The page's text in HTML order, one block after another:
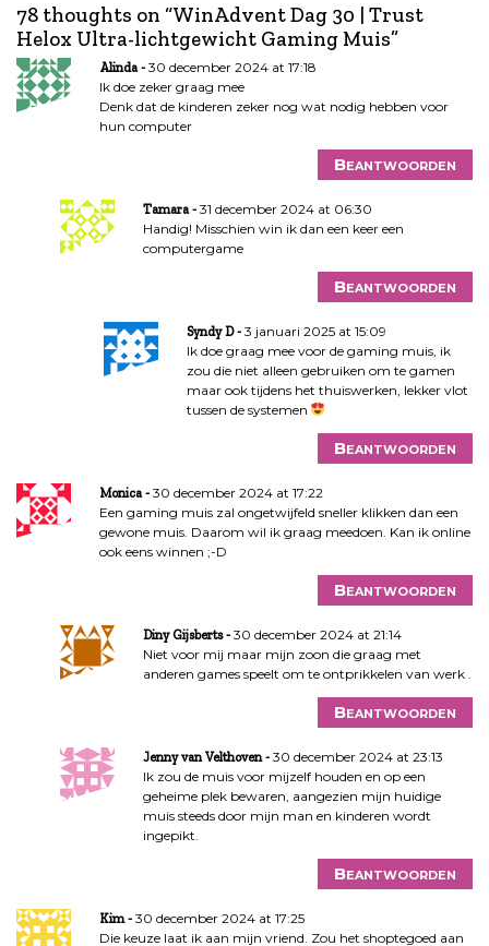
c
h
t
n
a
78 thoughts on “WinAdvent Dag 30 | Trust
Helox Ultra-lichtgewicht Gaming Muis”
Alinda
30 december 2024 at 17:18
Ik doe zeker graag mee
Denk dat de kinderen zeker nog wat nodig hebben voor
hun computer
Beantwoorden
Tamara
31 december 2024 at 06:30
Handig! Misschien win ik dan een keer een
computergame
Beantwoorden
Syndy D
3 januari 2025 at 15:09
Ik doe graag mee voor de gaming muis, ik
zou die niet alleen gebruiken om te gamen
maar ook tijdens het thuiswerken, lekker vlot
tussen de systemen
Beantwoorden
Monica
30 december 2024 at 17:22
Een gaming muis zal ongetwijfeld sneller klikken dan een
gewone muis. Daarom wil ik graag meedoen. Kan ik online
ook eens winnen ;-D
Beantwoorden
Diny Gijsberts
30 december 2024 at 21:14
Niet voor mij maar mijn zoon die graag met
anderen games speelt om te ontprikkelen van werk .
Beantwoorden
Jenny van Velthoven
30 december 2024 at 23:13
Ik zou de muis voor mijzelf houden en op een
geheime plek bewaren, aangezien mijn huidige
muis steeds door mijn man en kinderen wordt
ingepikt.
Beantwoorden
Kim
30 december 2024 at 17:25
Die keuze laat ik aan mijn vriend. Zou het shoptegoed aan